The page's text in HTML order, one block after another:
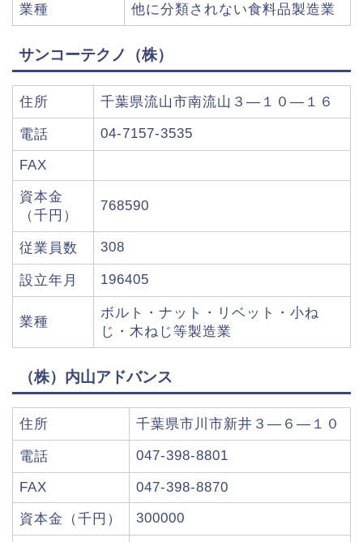
業種 他に分類されない食料品製造業
サンコーテクノ（株）
住所 千葉県流山市南流山３―１０―１６
電話 04-7157-3535
FAX
資本金
（千円）
768590
従業員数 308
設立年月 196405
業種
ボルト・ナット・リベット・小ね
じ・木ねじ等製造業
（株）内山アドバンス
住所 千葉県市川市新井３―６―１０
電話 047-398-8801
FAX 047-398-8870
資本金（千円） 300000